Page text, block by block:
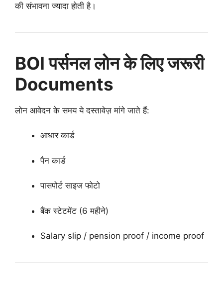
की संभावना ज्यादा होती है।
BOI पर्सनल लोन के लिए जरूरी
Documents
लोन आवेदन के समय ये दस्तावेज़ मांगे जाते हैं:
आधार कार्ड
पैन कार्ड
पासपोर्ट साइज फोटो
बैंक स्टेटमेंट (6 महीने)
Salary slip / pension proof / income proof